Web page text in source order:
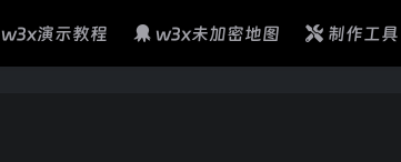
w3x演示教程 w3x未加密地图 制作工具